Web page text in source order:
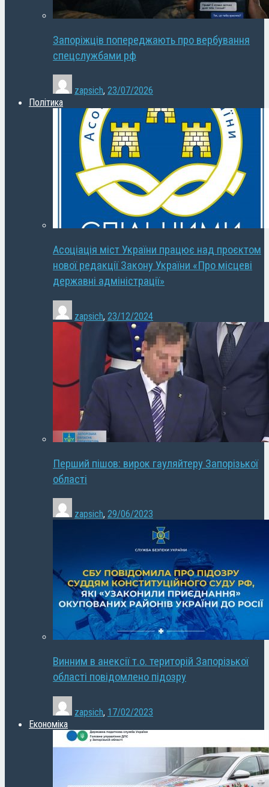
Запоріжців попереджають про вербування
спецслужбами рф
zapsich, 23/07/2026
Політика
Асоціація міст України працює над проєктом
нової редакції Закону України «Про місцеві
державні адміністрації»
zapsich, 23/12/2024
Перший пішов: вирок гауляйтеру Запорізької
області
zapsich, 29/06/2023
Винним в анексії т.о. територій Запорізької
області повідомлено підозру
zapsich, 17/02/2023
Економіка